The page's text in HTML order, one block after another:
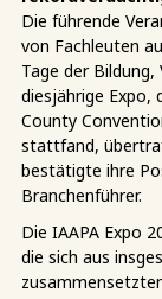
Die führende
von Fachleuten
Tage der
diesjährige Expo,
County
stattfand,
bestätigte ihre
Branchenführer.
Die IAAPA Expo
die sich aus